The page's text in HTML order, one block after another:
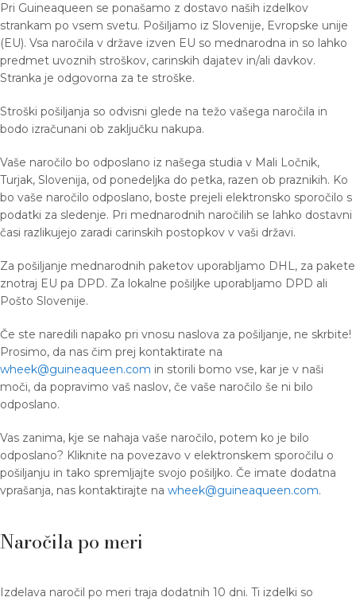
Pri Guineaqueen se ponašamo z dostavo naših izdelkov
strankam po vsem svetu. Pošiljamo iz Slovenije, Evropske unije
(EU). Vsa naročila v države izven EU so mednarodna in so lahko
predmet uvoznih stroškov, carinskih dajatev in/ali davkov.
Stranka je odgovorna za te stroške.
Stroški pošiljanja so odvisni glede na težo vašega naročila in
bodo izračunani ob zaključku nakupa.
Vaše naročilo bo odposlano iz našega studia v Mali Ločnik,
Turjak, Slovenija, od ponedeljka do petka, razen ob praznikih. Ko
bo vaše naročilo odposlano, boste prejeli elektronsko sporočilo s
podatki za sledenje. Pri mednarodnih naročilih se lahko dostavni
časi razlikujejo zaradi carinskih postopkov v vaši državi.
Za pošiljanje mednarodnih paketov uporabljamo DHL, za pakete
znotraj EU pa DPD. Za lokalne pošiljke uporabljamo DPD ali
Pošto Slovenije.
Če ste naredili napako pri vnosu naslova za pošiljanje, ne skrbite!
Prosimo, da nas čim prej kontaktirate na
wheek@guineaqueen.com in storili bomo vse, kar je v naši
moči, da popravimo vaš naslov, če vaše naročilo še ni bilo
odposlano.
Vas zanima, kje se nahaja vaše naročilo, potem ko je bilo
odposlano? Kliknite na povezavo v elektronskem sporočilu o
pošiljanju in tako spremljajte svojo pošiljko. Če imate dodatna
vprašanja, nas kontaktirajte na wheek@guineaqueen.com.
Naročila po meri
Izdelava naročil po meri traja dodatnih 10 dni. Ti izdelki so